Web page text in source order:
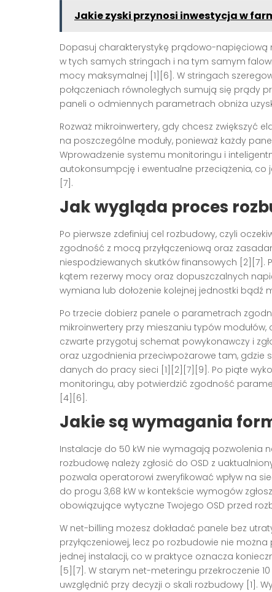
Jakie zyski przynosi inwestycja w
Dopasuj charakterystykę prądowo-napięciową
w tych samych stringach i na tym samym
mocy maksymalnej [1][6]. W stringach
połączeniach równoległych sumują się prądy
paneli o odmiennych parametrach obniża
Rozważ mikroinwertery, gdy chcesz zwiększyć
na poszczególne moduły, ponieważ każdy
Wprowadzenie systemu monitoringu i
autokonsumpcję i ewentualne przeciążenia, co
[7].
Jak wygląda proces
Po pierwsze zdefiniuj cel rozbudowy, czyli
zgodność z mocą przyłączeniową oraz
niespodziewanych skutków finansowych [2][7].
kątem rezerwy mocy oraz dopuszczalnych
wymiana lub dołożenie kolejnej jednostki bądź
Po trzecie dobierz panele o parametrach
mikroinwertery przy mieszaniu typów
czwarte przygotuj schemat powykonawczy i
oraz uzgodnienia przeciwpożarowe tam,
danych do pracy sieci [1][2][7][9]. Po piąte
monitoringu, aby potwierdzić zgodność
[4][6].
Jakie są wymagania
Instalacje do 50 kW nie wymagają pozwolenia
rozbudowę należy zgłosić do OSD z
pozwala operatorowi zweryfikować wpływ na
do progu 3,68 kW w kontekście wymogów
obowiązujące wytyczne Twojego OSD przed
W net-billing możesz dokładać panele bez
przyłączeniowej, lecz po rozbudowie nie
jednej instalacji, co w praktyce oznacza
[5][7]. W starym net-meteringu przekroczenie
uwzględnić przy decyzji o skali rozbudowy [1].